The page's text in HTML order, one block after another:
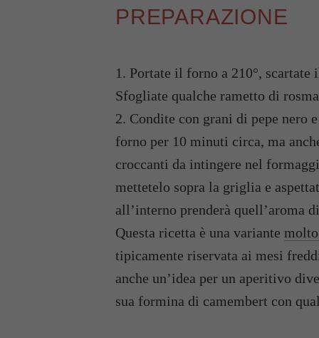
PREPARAZIONE
1. Portate il forno a 210°, scartate
Sfogliate qualche rametto di
2. Condite con grani di pepe nero
forno per 10 minuti circa, ma
croccanti da intingere nel
mettetelo sopra la griglia e
all’interno prenderà quell’aroma
Questa ricetta è una variante
tipicamente riservata ai mesi
anche un’idea per un aperitivo
sua formina di camembert con